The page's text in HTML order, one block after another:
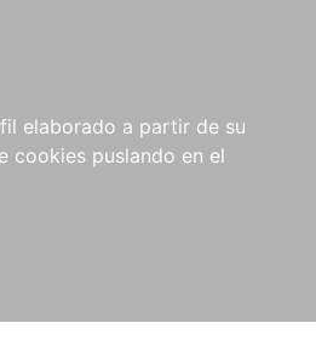
elaborado a partir de su
cookies puslando en el
COMPRAS
INSTITUCIONALES